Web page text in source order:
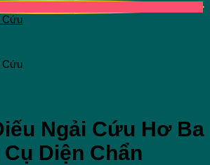
Ngải Cứu Hơ Ba
Diện Chẩn